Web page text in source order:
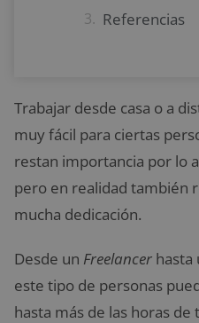
Referencias
Trabajar desde casa o a
muy fácil para ciertas
restan importancia por lo
pero en realidad también
mucha dedicación.
Desde un Freelancer hasta
este tipo de personas
hasta más de las horas